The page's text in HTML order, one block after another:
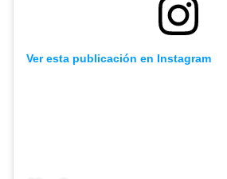
Ver esta publicación en Instagram